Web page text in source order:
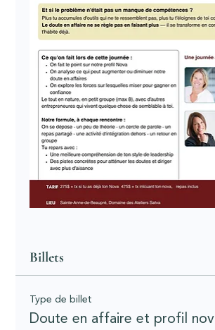
Billets
Type de billet
Doute en affaire et profil nov